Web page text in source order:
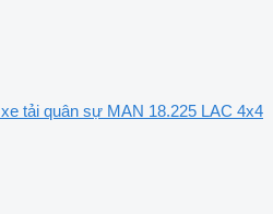
xe tải quân sự MAN 18.225 LAC 4x4